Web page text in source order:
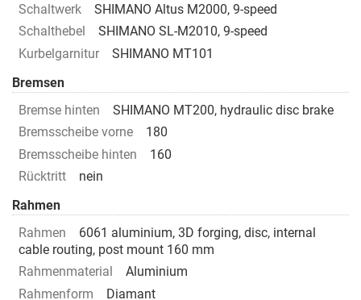
Schaltwerk
SHIMANO Altus M2000, 9-speed
Schalthebel
SHIMANO SL-M2010, 9-speed
Kurbelgarnitur
SHIMANO MT101
Bremsen
Bremse hinten
SHIMANO MT200, hydraulic disc brake
Bremsscheibe vorne
180
Bremsscheibe hinten
160
Rücktritt
nein
Rahmen
Rahmen
6061 aluminium, 3D forging, disc, internal
cable routing, post mount 160 mm
Rahmenmaterial
Aluminium
Rahmenform
Diamant